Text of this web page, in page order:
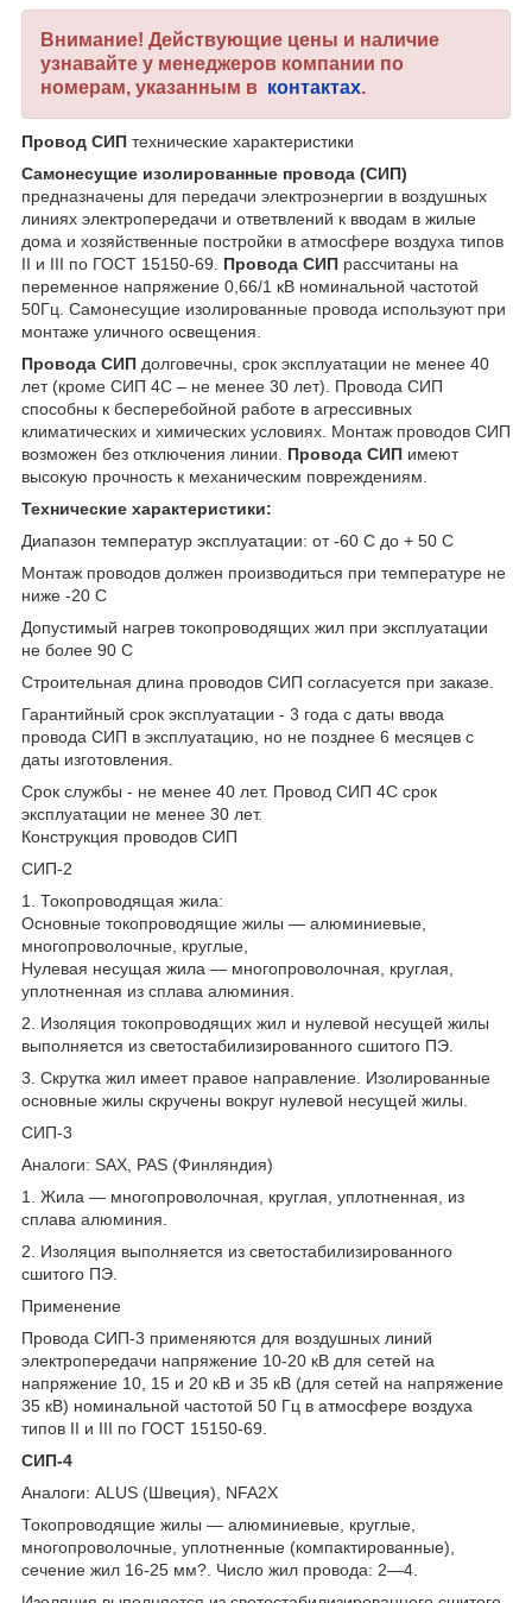
Внимание! Действующие цены и наличие
узнавайте у менеджеров компании по
номерам, указанным в контактах.
Провод СИП технические характеристики
Самонесущие изолированные провода (СИП)
предназначены для передачи электроэнергии в воздушных
линиях электропередачи и ответвлений к вводам в жилые
дома и хозяйственные постройки в атмосфере воздуха типов
II и III по ГОСТ 15150-69. Провода СИП рассчитаны на
переменное напряжение 0,66/1 кВ номинальной частотой
50Гц. Самонесущие изолированные провода используют при
монтаже уличного освещения.
Провода СИП долговечны, срок эксплуатации не менее 40
лет (кроме СИП 4С – не менее 30 лет). Провода СИП
способны к бесперебойной работе в агрессивных
климатических и химических условиях. Монтаж проводов СИП
возможен без отключения линии. Провода СИП имеют
высокую прочность к механическим повреждениям.
Технические характеристики:
Диапазон температур эксплуатации: от -60 С до + 50 С
Монтаж проводов должен производиться при температуре не
ниже -20 С
Допустимый нагрев токопроводящих жил при эксплуатации
не более 90 С
Строительная длина проводов СИП согласуется при заказе.
Гарантийный срок эксплуатации - 3 года с даты ввода
провода СИП в эксплуатацию, но не позднее 6 месяцев с
даты изготовления.
Срок службы - не менее 40 лет. Провод СИП 4С срок
эксплуатации не менее 30 лет.
Конструкция проводов СИП
СИП-2
1. Токопроводящая жила:
Основные токопроводящие жилы — алюминиевые,
многопроволочные, круглые,
Нулевая несущая жила — многопроволочная, круглая,
уплотненная из сплава алюминия.
2. Изоляция токопроводящих жил и нулевой несущей жилы
выполняется из светостабилизированного сшитого ПЭ.
3. Скрутка жил имеет правое направление. Изолированные
основные жилы скручены вокруг нулевой несущей жилы.
СИП-3
Аналоги: SAX, PAS (Финляндия)
1. Жила — многопроволочная, круглая, уплотненная, из
сплава алюминия.
2. Изоляция выполняется из светостабилизированного
сшитого ПЭ.
Применение
Провода СИП-3 применяются для воздушных линий
электропередачи напряжение 10-20 кВ для сетей на
напряжение 10, 15 и 20 кВ и 35 кВ (для сетей на напряжение
35 кВ) номинальной частотой 50 Гц в атмосфере воздуха
типов II и III по ГОСТ 15150-69.
СИП-4
Аналоги: ALUS (Швеция), NFA2X
Токопроводящие жилы — алюминиевые, круглые,
многопроволочные, уплотненные (компактированные),
сечение жил 16-25 мм?. Число жил провода: 2—4.